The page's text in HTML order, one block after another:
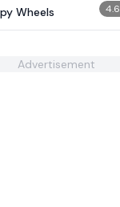
4.6
Wheels
Advertisement